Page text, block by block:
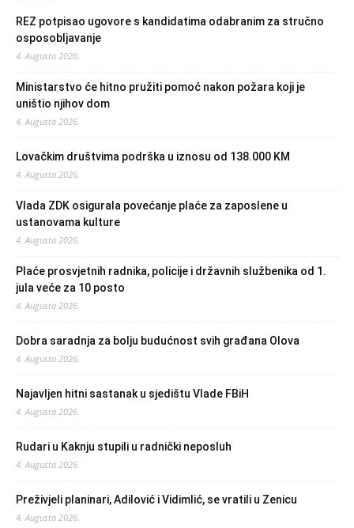
REZ potpisao ugovore s kandidatima odabranim za stručno
osposobljavanje
4. Augusta 2026.
Ministarstvo će hitno pružiti pomoć nakon požara koji je
uništio njihov dom
4. Augusta 2026.
Lovačkim društvima podrška u iznosu od 138.000 KM
4. Augusta 2026.
Vlada ZDK osigurala povećanje plaće za zaposlene u
ustanovama kulture
4. Augusta 2026.
Plaće prosvjetnih radnika, policije i državnih službenika od 1.
jula veće za 10 posto
4. Augusta 2026.
Dobra saradnja za bolju budućnost svih građana Olova
4. Augusta 2026.
Najavljen hitni sastanak u sjedištu Vlade FBiH
4. Augusta 2026.
Rudari u Kaknju stupili u radnički neposluh
4. Augusta 2026.
Preživjeli planinari, Adilović i Vidimlić, se vratili u Zenicu
4. Augusta 2026.